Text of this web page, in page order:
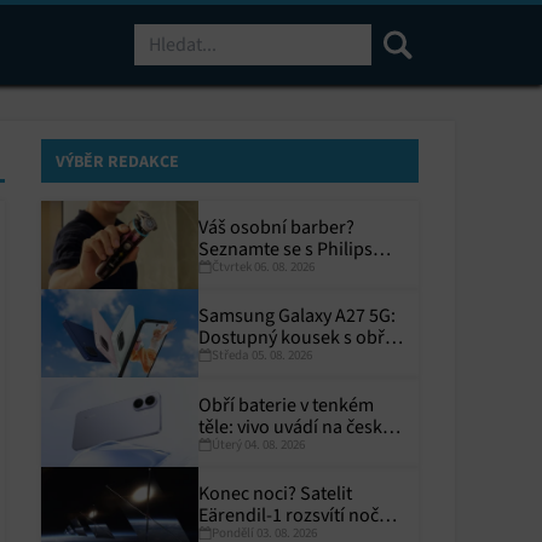
VÝBĚR REDAKCE
Váš osobní barber?
Seznamte se s Philips
i9000 Prestige Ultra
Čtvrtek 06. 08. 2026
Samsung Galaxy A27 5G:
Dostupný kousek s obřím
displejem
Středa 05. 08. 2026
Obří baterie v tenkém
těle: vivo uvádí na český
trh V70 Lite 5G
Úterý 04. 08. 2026
Konec noci? Satelit
Eärendil-1 rozsvítí noční
Zemi
Pondělí 03. 08. 2026